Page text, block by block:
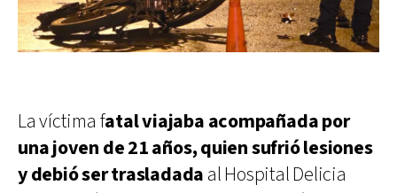
La víctima fatal viajaba acompañada por
una joven de 21 años, quien sufrió lesiones
y debió ser trasladada al Hospital Delicia